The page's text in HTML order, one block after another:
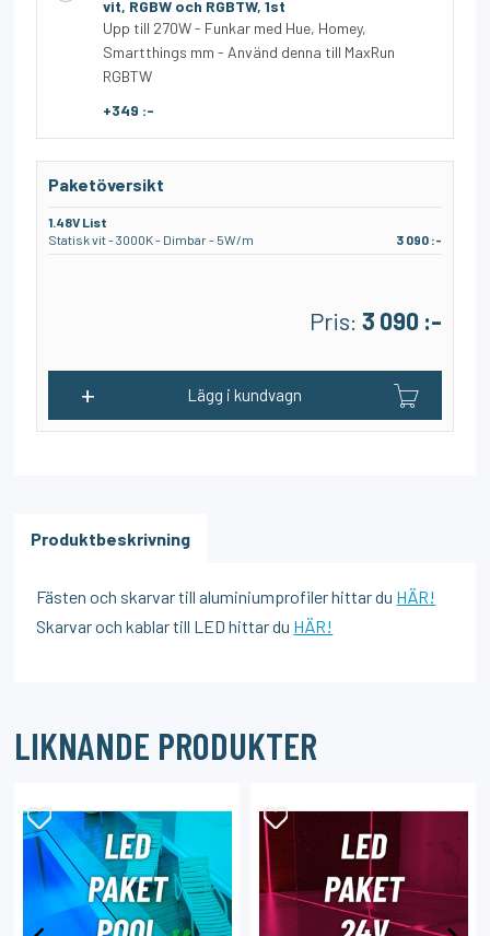
vit, RGBW och RGBTW, 1st
Upp till 270W - Funkar med Hue, Homey,
Smartthings mm - Använd denna till MaxRun
RGBTW
+349 :-
Paketöversikt
1.48V List
Statisk vit - 3000K - Dimbar - 5W/m
3 090 :-
Pris: 3 090 :-
Lägg i kundvagn
Produktbeskrivning
Fästen och skarvar till aluminiumprofiler hittar du HÄR!
Skarvar och kablar till LED hittar du HÄR!
LIKNANDE PRODUKTER